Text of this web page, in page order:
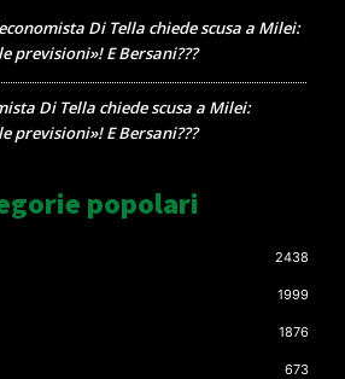
Di Tella chiede scusa a Milei:
previsioni»! E Bersani???
Di Tella chiede scusa a Milei:
previsioni»! E Bersani???
popolari
2438
1999
1876
673